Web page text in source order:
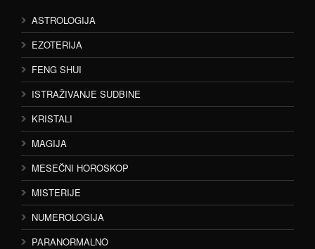
ASTROLOGIJA
EZOTERIJA
FENG SHUI
ISTRAŽIVANJE SUDBINE
KRISTALI
MAGIJA
MESEČNI HOROSKOP
MISTERIJE
NUMEROLOGIJA
PARANORMALNO